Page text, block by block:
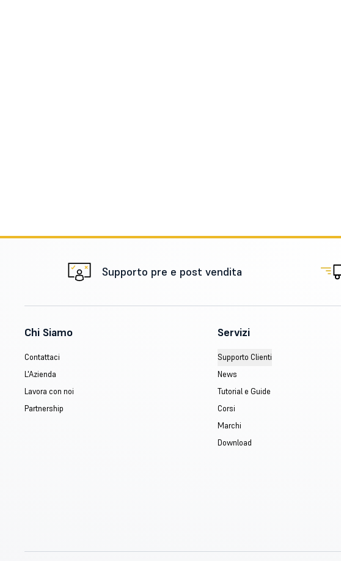
Supporto pre e post vendita
Chi Siamo
Contattaci
L'Azienda
Lavora con noi
Partnership
Servizi
Supporto Clienti
News
Tutorial e Guide
Corsi
Marchi
Download